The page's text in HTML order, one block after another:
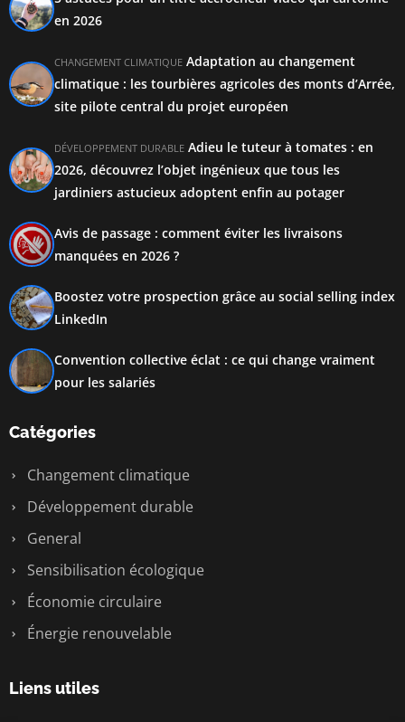
en 2026
CHANGEMENT CLIMATIQUE Adaptation au changement
climatique : les tourbières agricoles des monts d’Arrée,
site pilote central du projet européen
DÉVELOPPEMENT DURABLE Adieu le tuteur à tomates : en
2026, découvrez l’objet ingénieux que tous les
jardiniers astucieux adoptent enfin au potager
Avis de passage : comment éviter les livraisons
manquées en 2026 ?
Boostez votre prospection grâce au social selling index
LinkedIn
Convention collective éclat : ce qui change vraiment
pour les salariés
Catégories
Changement climatique
Développement durable
General
Sensibilisation écologique
Économie circulaire
Énergie renouvelable
Liens utiles